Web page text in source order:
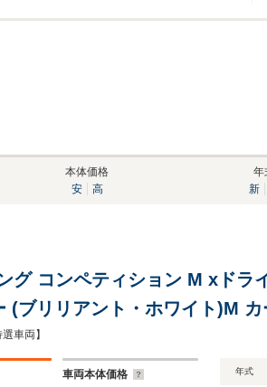
本体価格
安
高
年
新
グ コンペティション M xド
(ブリリアント・ホワイト)M
クステリア・パッケージ M カ
ーキング・アシスト・プラス
車両】
車両本体価格 年式